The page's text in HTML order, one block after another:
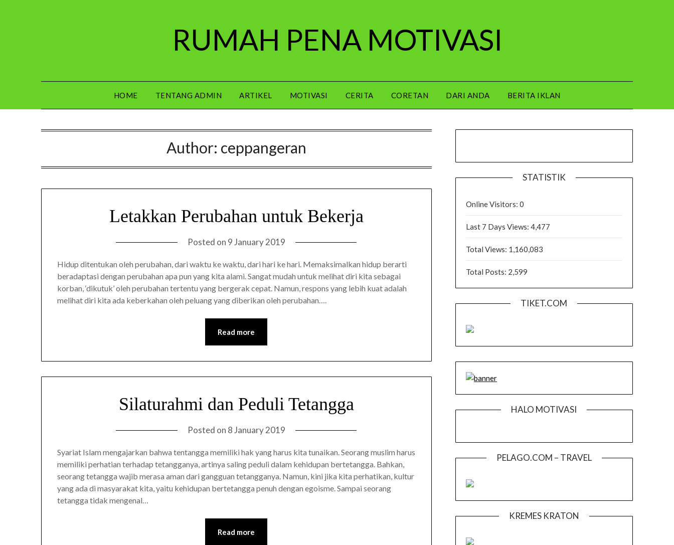
RUMAH PENA MOTIVASI
HOME TENTANG ADMIN ARTIKEL MOTIVASI CERITA CORETAN DARI ANDA BERITA IKLAN
Author: ceppangeran
Letakkan Perubahan untuk Bekerja
Posted on 9 January 2019
Hidup ditentukan oleh perubahan, dari waktu ke waktu, dari hari ke hari. Memaksimalkan hidup berarti
beradaptasi dengan perubahan apa pun yang kita alami. Sangat mudah untuk melihat diri kita sebagai
korban, ‘dikutuk’ oleh perubahan tertentu yang bergerak cepat. Namun, respons yang lebih kuat adalah
melihat diri kita ada keberkahan oleh peluang yang diberikan oleh perubahan….
Read more
Silaturahmi dan Peduli Tetangga
Posted on 8 January 2019
Syariat Islam mengajarkan bahwa tentangga memiliki hak yang harus kita tunaikan. Seorang muslim harus
memiliki perhatian terhadap tetangganya, artinya saling peduli dalam kehidupan bertetangga. Bahkan,
seorang tetangga wajib merasa aman dari gangguan tetangganya. Namun, kini jika kita perhatikan, kultur
yang ada di masyarakat kita, yaitu kehidupan bertetangga penuh dengan egoisme. Sampai seorang
tetangga tidak mengenal…
Read more
STATISTIK
Online Visitors: 0
Last 7 Days Views: 4,477
Total Views: 1,160,083
Total Posts: 2,599
TIKET.COM
HALO MOTIVASI
PELAGO.COM – TRAVEL
KREMES KRATON